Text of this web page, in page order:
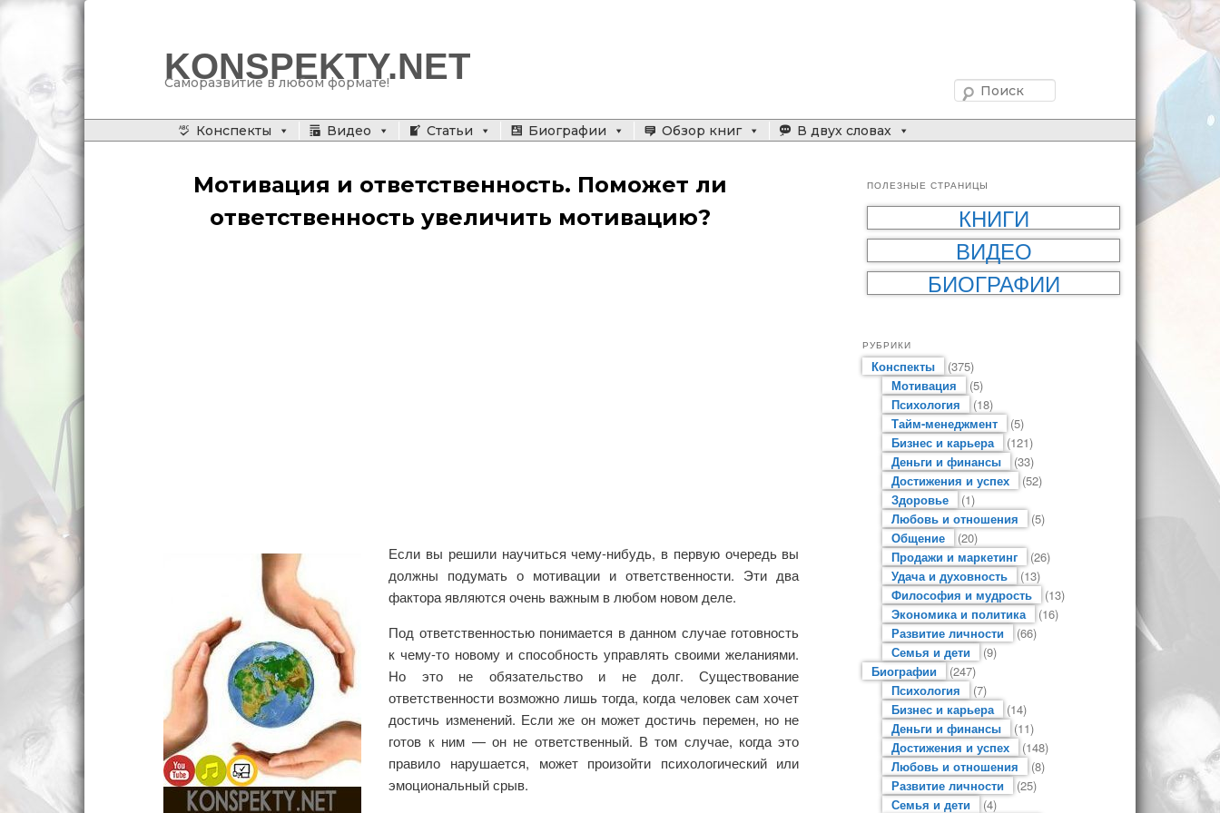
KONSPEKTY.NET
Саморазвитие в любом формате!
Главное меню
Перейти
основному
содержимому
Конспекты Видео Статьи Биографии Обзор книг В двух словах
Мотивация и ответственность. Поможет ли
ответственность увеличить мотивацию?
Если вы решили научиться чему-нибудь, в первую очередь вы
должны подумать о мотивации и ответственности. Эти два
фактора являются очень важным в любом новом деле.
Под ответственностью понимается в данном случае готовность
к чему-то новому и способность управлять своими желаниями.
Но это не обязательство и не долг. Существование
ответственности возможно лишь тогда, когда человек сам хочет
достичь изменений. Если же он может достичь перемен, но не
готов к ним — он не ответственный. В том случае, когда это
правило нарушается, может произойти психологический или
эмоциональный срыв.
ПОЛЕЗНЫЕ СТРАНИЦЫ
КНИГИ
ВИДЕО
БИОГРАФИИ
РУБРИКИ
Конспекты
(375)
Мотивация
(5)
Психология
(18)
Тайм-менеджмент
(5)
Бизнес и карьера
(121)
Деньги и финансы
(33)
Достижения и успех
(52)
Здоровье
(1)
Любовь и отношения
(5)
Общение
(20)
Продажи и маркетинг
(26)
Удача и духовность
(13)
Философия и мудрость
(13)
Экономика и политика
(16)
Развитие личности
(66)
Семья и дети
(9)
Биографии
(247)
Психология
(7)
Бизнес и карьера
(14)
Деньги и финансы
(11)
Достижения и успех
(148)
Любовь и отношения
(8)
Развитие личности
(25)
Семья и дети
(4)